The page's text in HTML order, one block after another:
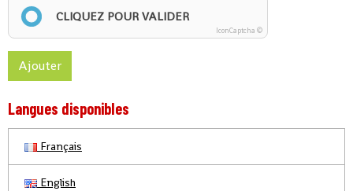
CLIQUEZ POUR VALIDER
IconCaptcha ©
Ajouter
Langues disponibles
Français
English